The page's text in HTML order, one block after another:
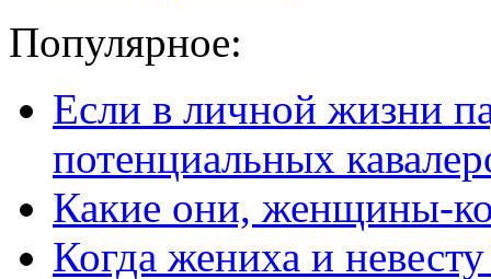
Популярное:
Если в личной жизни
потенциальных
Какие они, женщины-
Когда жениха и